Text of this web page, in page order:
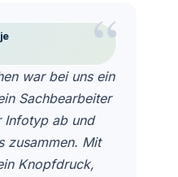
“
war bei uns ein
Sachbearbeiter
ab und
zusammen. Mit
Knopfdruck,